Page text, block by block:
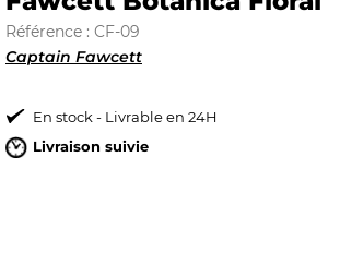
Référence : CF-09
Captain Fawcett
En stock - Livrable en 24H
Livraison suivie